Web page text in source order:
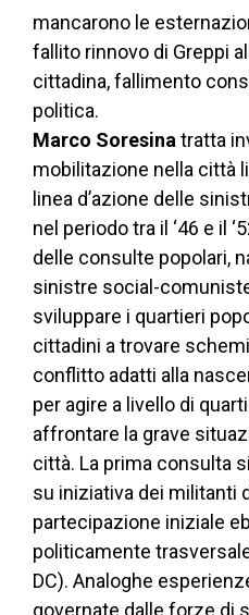
mancarono le
fallito rinnovo di Greppi
cittadina, fallimento
politica.
Marco Soresina tratta
mobilitazione nella città
linea d’azione delle
nel periodo tra il ‘46 e il
delle consulte popolari,
sinistre social-
sviluppare i quartieri
cittadini a trovare
conflitto adatti alla
per agire a livello di
affrontare la grave
città. La prima consulta
su iniziativa dei militanti
partecipazione iniziale
politicamente
DC). Analoghe
governate dalle forze di